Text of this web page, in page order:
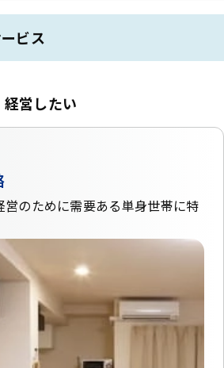
ビス
営したい
のために需要ある単身世帯に特